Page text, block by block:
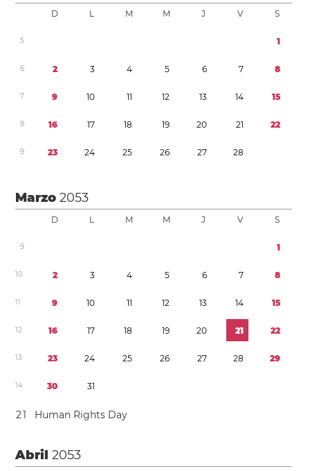
D L M M J V S
5 1
6 2 3 4 5 6 7 8
7 9 10 11 12 13 14 15
8 16 17 18 19 20 21 22
9 23 24 25 26 27 28
Marzo2053
D L M M J V S
9 1
10 2 3 4 5 6 7 8
11 9 10 11 12 13 14 15
12 16 17 18 19 20 21 22
13 23 24 25 26 27 28 29
14 30 31
21 Human Rights Day
Abril2053